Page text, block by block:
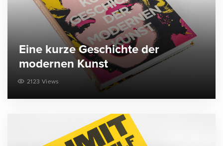
Eine kurze Geschichte der
modernen Kunst
2123 Views